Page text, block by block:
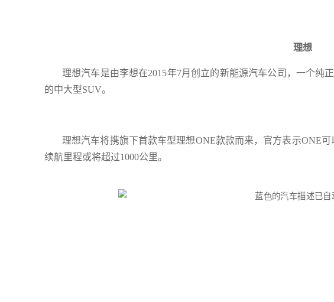
理想
理想汽车是由李想在2015年7月创立的新能源汽车公司，一个纯
的中大型SUV。
理想汽车将携旗下首款车型理想ONE款款而来，官方表示ONE
续航里程或将超过1000公里。